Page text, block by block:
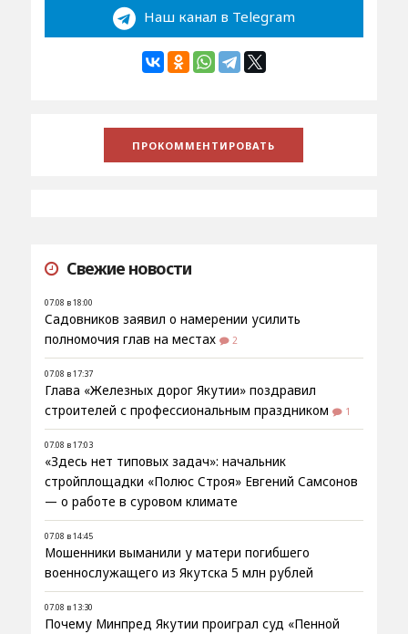
Наш канал в Telegram
Свежие новости
07.08 в 18:00
Садовников заявил о намерении усилить
полномочия глав на местах
2
07.08 в 17:37
Глава «Железных дорог Якутии» поздравил
строителей с профессиональным праздником
1
07.08 в 17:03
«Здесь нет типовых задач»: начальник
стройплощадки «Полюс Строя» Евгений Самсонов
— о работе в суровом климате
07.08 в 14:45
Мошенники выманили у матери погибшего
военнослужащего из Якутска 5 млн рублей
07.08 в 13:30
Почему Минпред Якутии проиграл суд «Пенной